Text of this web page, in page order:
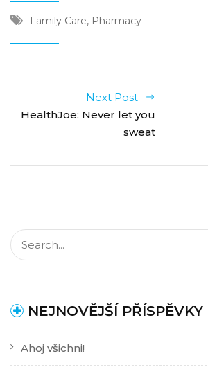
Family Care, Pharmacy
Next Post
HealthJoe: Never let you
sweat
NEJNOVĚJŠÍ PŘÍSPĚVKY
Ahoj všichni!